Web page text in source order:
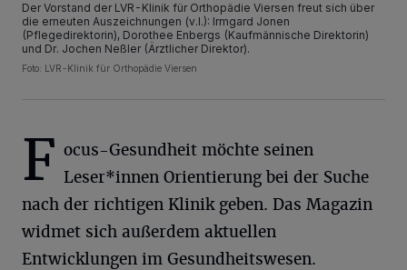
Der Vorstand der LVR-Klinik für Orthopädie Viersen freut sich über
die erneuten Auszeichnungen (v.l.): Irmgard Jonen
(Pflegedirektorin), Dorothee Enbergs (Kaufmännische Direktorin)
und Dr. Jochen Neßler (Ärztlicher Direktor).
Foto: LVR-Klinik für Orthopädie Viersen
F ocus-Gesundheit möchte seinen
Leser*innen Orientierung bei der Suche
nach der richtigen Klinik geben. Das Magazin
widmet sich außerdem aktuellen
Entwicklungen im Gesundheitswesen.